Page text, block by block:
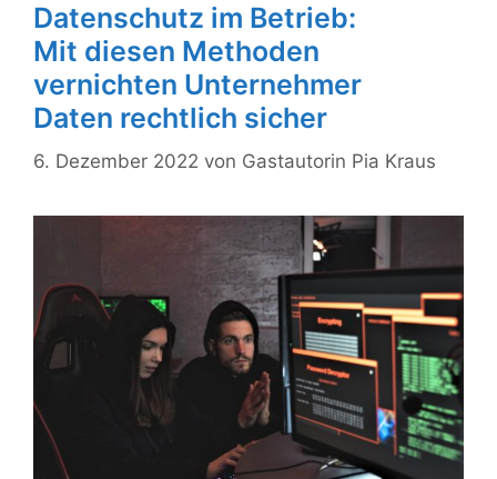
Datenschutz im Betrieb:
Mit diesen Methoden
vernichten Unternehmer
Daten rechtlich sicher
6. Dezember 2022 von Gastautorin Pia Kraus